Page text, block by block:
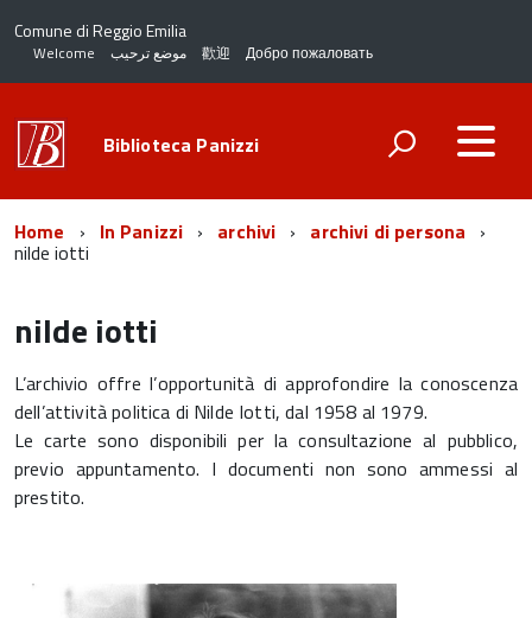
Comune di Reggio Emilia
Welcome موضع ترحيب 歡迎 Добро пожаловать
Biblioteca Panizzi
Home In Panizzi archivi archivi di persona
nilde iotti
nilde iotti
L’archivio offre l’opportunità di approfondire la conoscenza
dell’attività politica di Nilde Iotti, dal 1958 al 1979.
Le carte sono disponibili per la consultazione al pubblico,
previo appuntamento. I documenti non sono ammessi al
prestito.